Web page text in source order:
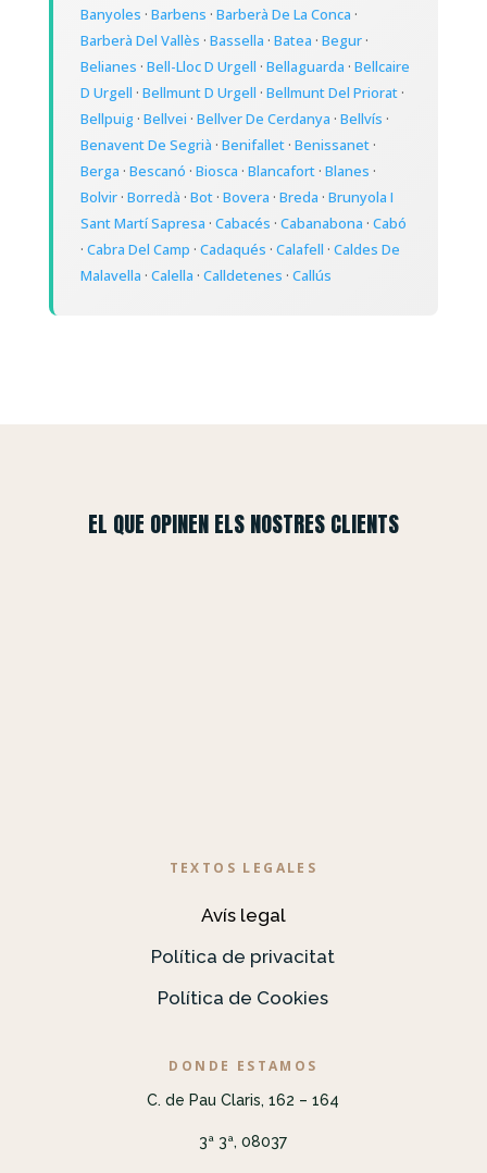
Banyoles · Barbens · Barberà De La Conca ·
Barberà Del Vallès · Bassella · Batea · Begur·
Belianes · Bell-Lloc D Urgell · Bellaguarda · Bellcaire
D Urgell · Bellmunt D Urgell · Bellmunt Del Priorat·
Bellpuig· Bellvei · Bellver De Cerdanya · Bellvís ·
Benavent De Segrià · Benifallet· Benissanet·
Berga · Bescanó · Biosca · Blancafort· Blanes ·
Bolvir· Borredà · Bot· Bovera · Breda · Brunyola I
Sant Martí Sapresa · Cabacés · Cabanabona · Cabó
· Cabra Del Camp · Cadaqués · Calafell · Caldes De
Malavella · Calella · Calldetenes · Callús
EL QUE OPINEN ELS NOSTRES CLIENTS
TEXTOS LEGALES
Avís legal
Política de privacitat
Política de Cookies
DONDE ESTAMOS
C. de Pau Claris, 162 – 164
3ª 3ª, 08037